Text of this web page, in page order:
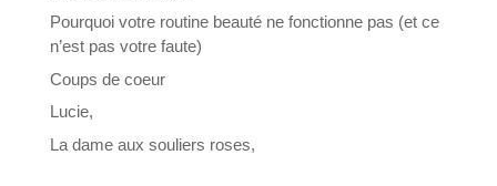
Pourquoi votre routine beauté ne fonctionne pas (et ce
n’est pas votre faute)
Coups de coeur
Lucie,
La dame aux souliers roses,